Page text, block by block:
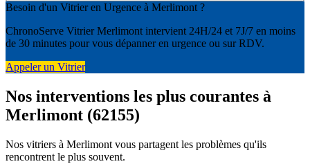
Besoin d'un Vitrier en Urgence à Merlimont ?
ChronoServe Vitrier Merlimont intervient 24H/24 et 7J/7 en moins
de 30 minutes pour vous dépanner en urgence ou sur RDV.
Appeler un Vitrier
Nos interventions les plus courantes à
Merlimont (62155)
Nos vitriers à Merlimont vous partagent les problèmes qu'ils
rencontrent le plus souvent.